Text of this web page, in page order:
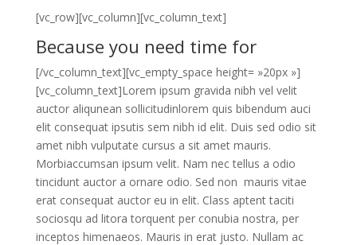
[vc_row][vc_column][vc_column_text]
Because you need time for
[/vc_column_text][vc_empty_space height= »20px »]
[vc_column_text]Lorem ipsum gravida nibh vel velit
auctor aliqunean sollicitudinlorem quis bibendum auci
elit consequat ipsutis sem nibh id elit. Duis sed odio sit
amet nibh vulputate cursus a sit amet mauris.
Morbiaccumsan ipsum velit. Nam nec tellus a odio
tincidunt auctor a ornare odio. Sed non mauris vitae
erat consequat auctor eu in elit. Class aptent taciti
sociosqu ad litora torquent per conubia nostra, per
inceptos himenaeos. Mauris in erat justo. Nullam ac